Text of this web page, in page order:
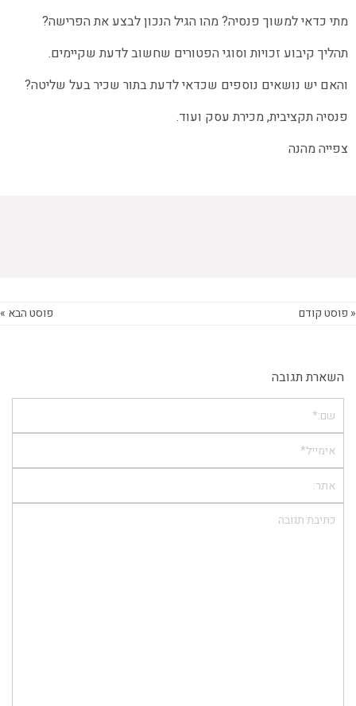
מתי כדאי למשוך פנסיה? מהו הגיל הנכון לבצע את הפרישה?
תהליך קיבוע זכויות וסוגי הפטורים שחשוב לדעת שקיימים.
והאם יש נושאים נוספים שכדאי לדעת בתור שכיר בעל שליטה?
פנסיה תקציבית, מכירת עסק ועוד.
צפייה מהנה
« פוסט קודם פוסט הבא »
השארת תגובה
שם:*
אימייל*
אתר:
תגובה